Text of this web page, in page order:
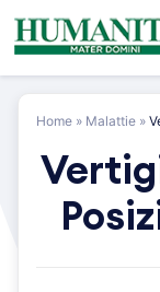
Skip
to
Home » Malattie »